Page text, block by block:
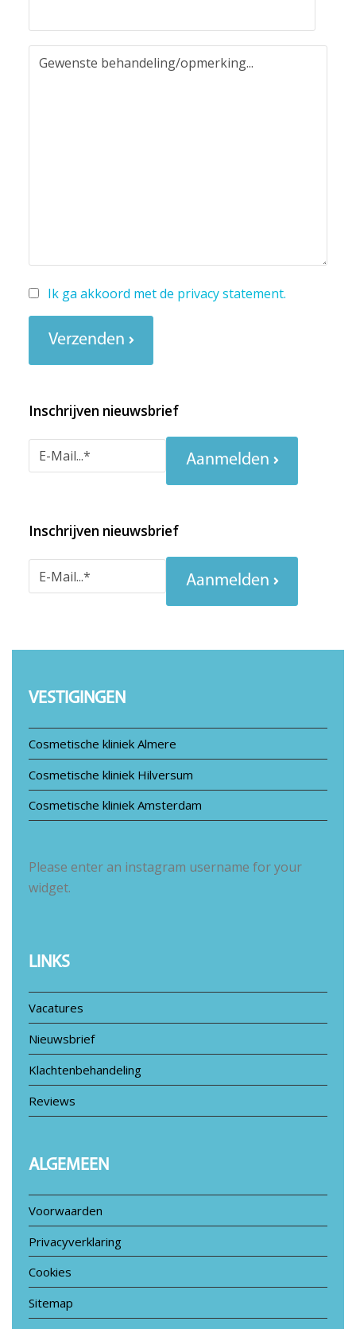
Ik ga akkoord met de privacy statement.
Verzenden
Inschrijven nieuwsbrief
Aanmelden
Inschrijven nieuwsbrief
Aanmelden
VESTIGINGEN
Cosmetische kliniek Almere
Cosmetische kliniek Hilversum
Cosmetische kliniek Amsterdam
Please enter an instagram username for your
widget.
LINKS
Vacatures
Nieuwsbrief
Klachtenbehandeling
Reviews
ALGEMEEN
Voorwaarden
Privacyverklaring
Cookies
Sitemap